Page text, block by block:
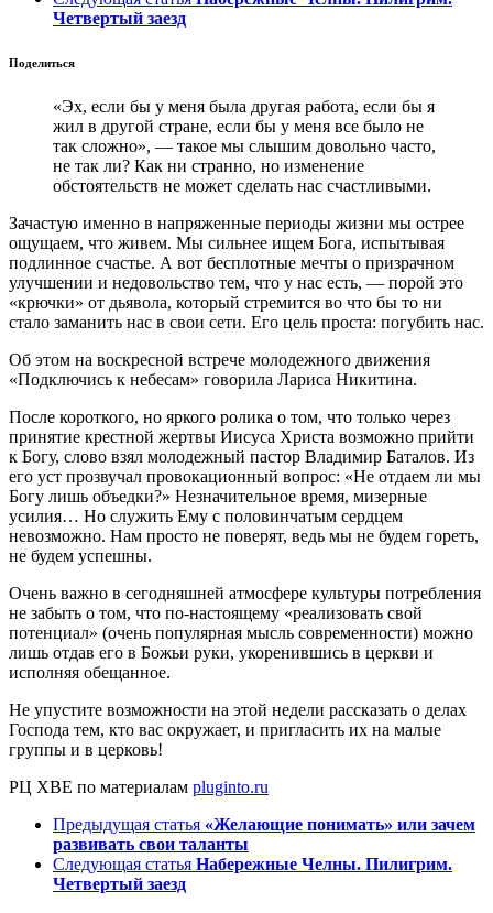
Четвертый заезд
Поделиться
«Эх, если бы у меня была другая работа, если бы я
жил в другой стране, если бы у меня все было не
так сложно», — такое мы слышим довольно часто,
не так ли? Как ни странно, но изменение
обстоятельств не может сделать нас счастливыми.
Зачастую именно в напряженные периоды жизни мы острее
ощущаем, что живем. Мы сильнее ищем Бога, испытывая
подлинное счастье. А вот бесплотные мечты о призрачном
улучшении и недовольство тем, что у нас есть, — порой это
«крючки» от дьявола, который стремится во что бы то ни
стало заманить нас в свои сети. Его цель проста: погубить нас.
Об этом на воскресной встрече молодежного движения
«Подключись к небесам» говорила Лариса Никитина.
После короткого, но яркого ролика о том, что только через
принятие крестной жертвы Иисуса Христа возможно прийти
к Богу, слово взял молодежный пастор Владимир Баталов. Из
его уст прозвучал провокационный вопрос: «Не отдаем ли мы
Богу лишь объедки?» Незначительное время, мизерные
усилия… Но служить Ему с половинчатым сердцем
невозможно. Нам просто не поверят, ведь мы не будем гореть,
не будем успешны.
Очень важно в сегодняшней атмосфере культуры потребления
не забыть о том, что по-настоящему «реализовать свой
потенциал» (очень популярная мысль современности) можно
лишь отдав его в Божьи руки, укоренившись в церкви и
исполняя обещанное.
Не упустите возможности на этой недели рассказать о делах
Господа тем, кто вас окружает, и пригласить их на малые
группы и в церковь!
РЦ ХВЕ по материалам pluginto.ru
Предыдущая статья «Желающие понимать» или зачем
развивать свои таланты
Следующая статья Набережные Челны. Пилигрим.
Четвертый заезд